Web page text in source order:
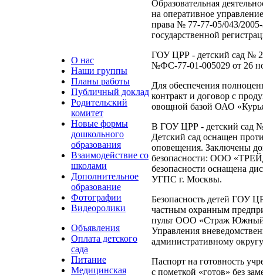
О нас
Наши группы
Планы работы
Публичный доклад
Родительский
комитет
Новые формы
дошкольного
образования
Взаимодействие со
школами
Дополнительное
образование
Фотографии
Видеоролики
Объявления
Оплата детского
сада
Питание
Медицинская
Образовательная
на оперативное
права № 77-77-05/043/
государственной
ГОУ ЦРР - детский сад №
№ФС-77-01-005029 от 26
Для обеспечения
контракт и договор с
овощной базой ОАО
В ГОУ ЦРР - детский сад №
Детский сад оснащен
оповещения. Заключены
безопасности: ООО
безопасности оснащена
УГПС г. Москвы.
Безопасность детей ГОУ
частным охранным
пульт ООО «Страж
Управления
административному
Паспорт на готовность
с пометкой «готов» без